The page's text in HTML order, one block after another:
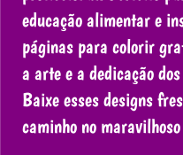
educação alimentar e
páginas para colorir
a arte e a dedicação
Baixe esses designs
caminho no